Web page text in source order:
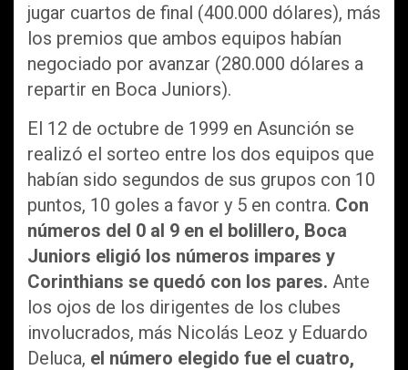
jugar cuartos de final (400.000 dólares), más
los premios que ambos equipos habían
negociado por avanzar (280.000 dólares a
repartir en Boca Juniors).
El 12 de octubre de 1999 en Asunción se
realizó el sorteo entre los dos equipos que
habían sido segundos de sus grupos con 10
puntos, 10 goles a favor y 5 en contra. Con
números del 0 al 9 en el bolillero, Boca
Juniors eligió los números impares y
Corinthians se quedó con los pares. Ante
los ojos de los dirigentes de los clubes
involucrados, más Nicolás Leoz y Eduardo
Deluca, el número elegido fue el cuatro,